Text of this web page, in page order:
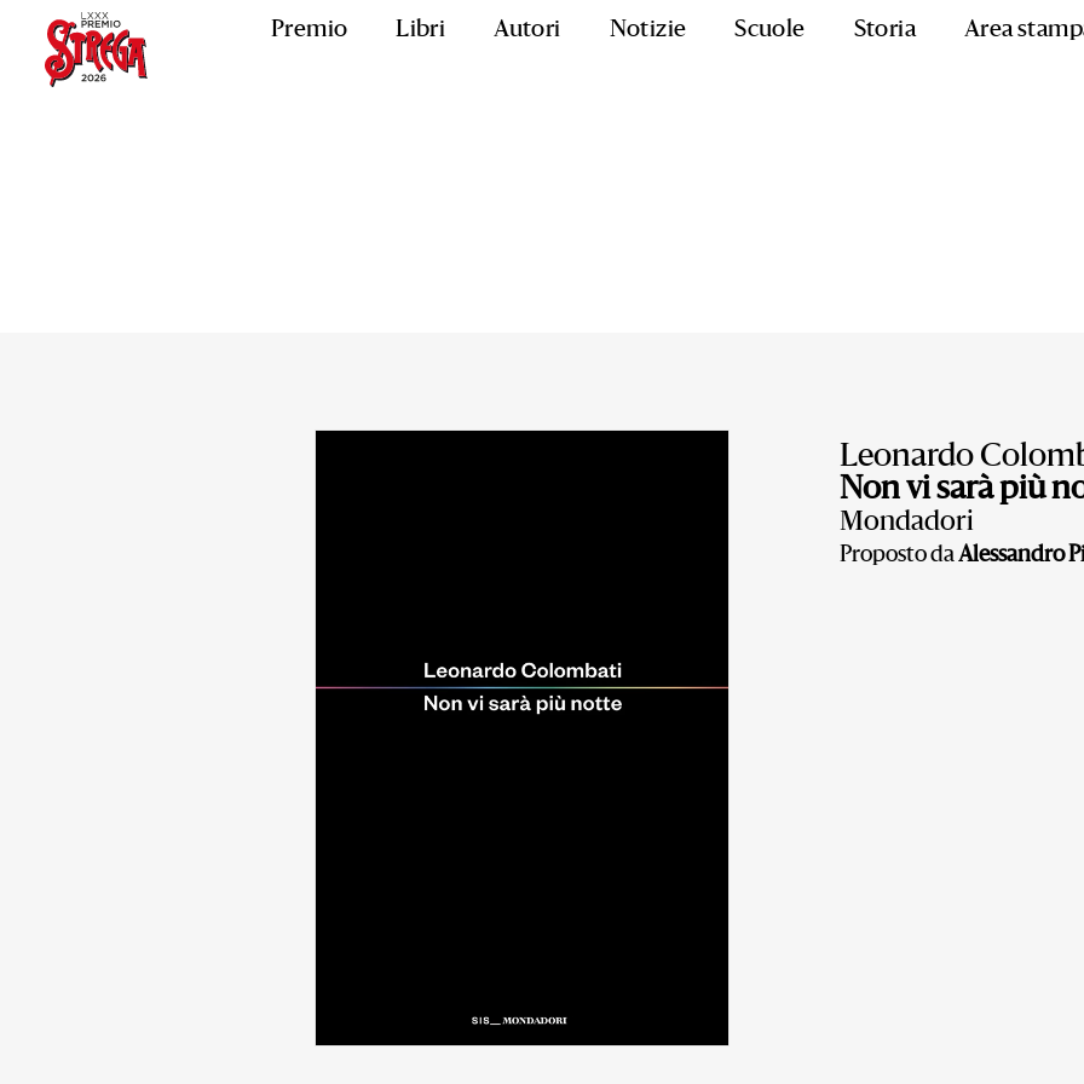
Premio Libri Autori Notizie Scuole Storia Area
Leonardo
Non vi sarà più
Mondadori
Proposto daAlessandro